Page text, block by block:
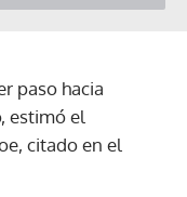
paso hacia
estimó el
citado en el